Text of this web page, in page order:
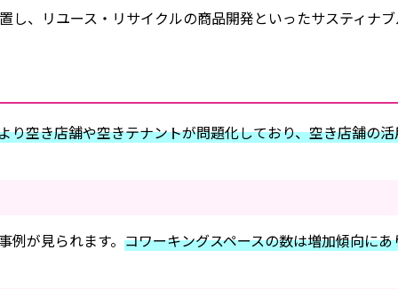
、リユース・リサイクルの商品開発といったサスティナ
り空き店舗や空きテナントが問題化しており、空き店舗の
が見られます。 コワーキングスペースの数は増加傾向に